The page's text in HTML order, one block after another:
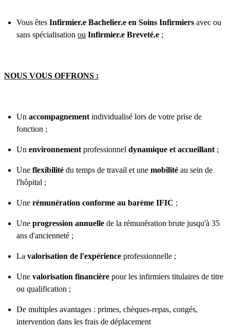
Vous êtes Infirmier.e Bachelier.e en Soins Infirmiers avec ou
sans spécialisation ou Infirmier.e Breveté.e ;
NOUS VOUS OFFRONS :
Un accompagnement individualisé lors de votre prise de
fonction ;
Un environnement professionnel dynamique et accueillant ;
Une flexibilité du temps de travail et une mobilité au sein de
l'hôpital ;
Une rémunération conforme au barème IFIC ;
Une progression annuelle de la rémunération brute jusqu'à 35
ans d'ancienneté ;
La valorisation de l'expérience professionnelle ;
Une valorisation financière pour les infirmiers titulaires de titre
ou qualification ;
De multiples avantages : primes, chèques-repas, congés,
intervention dans les frais de déplacement